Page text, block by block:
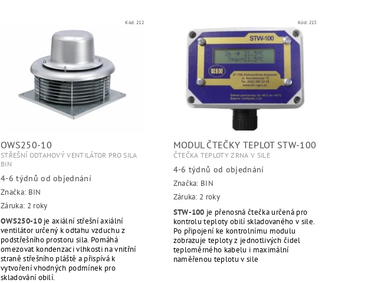
Kód: 212
OWS250-10
STŘEŠNÍ ODTAHOVÝ VENTILÁTOR PRO SILA
BIN
4-6 týdnů od objednání
Značka: BIN
Záruka: 2 roky
OWS250-10je axiální střešní axiální
ventilátor určený k odtahu vzduchu z
podstřešního prostoru sila. Pomáhá
omezovat kondenzaci vlhkosti na vnitřní
straně střešního pláště a přispívá k
vytvoření vhodných podmínek pro
skladování obilí.
Kód: 213
MODUL ČTEČKY TEPLOT STW-100
ČTEČKA TEPLOTY ZRNA V SILE
4-6 týdnů od objednání
Značka: BIN
Záruka: 2 roky
STW-100 je přenosná čtečka určená pro
kontrolu teploty obilí skladovaného v sile.
Po připojení ke kontrolnímu modulu
zobrazuje teploty z jednotlivých čidel
teploměrného kabelu i maximální
naměřenou teplotu v sile